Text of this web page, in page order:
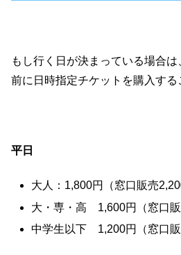
もし行く日が決まっている場合
前に日時指定チケットを購入する
平日
大人：1,800円（窓口販売
大・専・高 1,600円（窓口販
中学生以下 1,200円（窓口販